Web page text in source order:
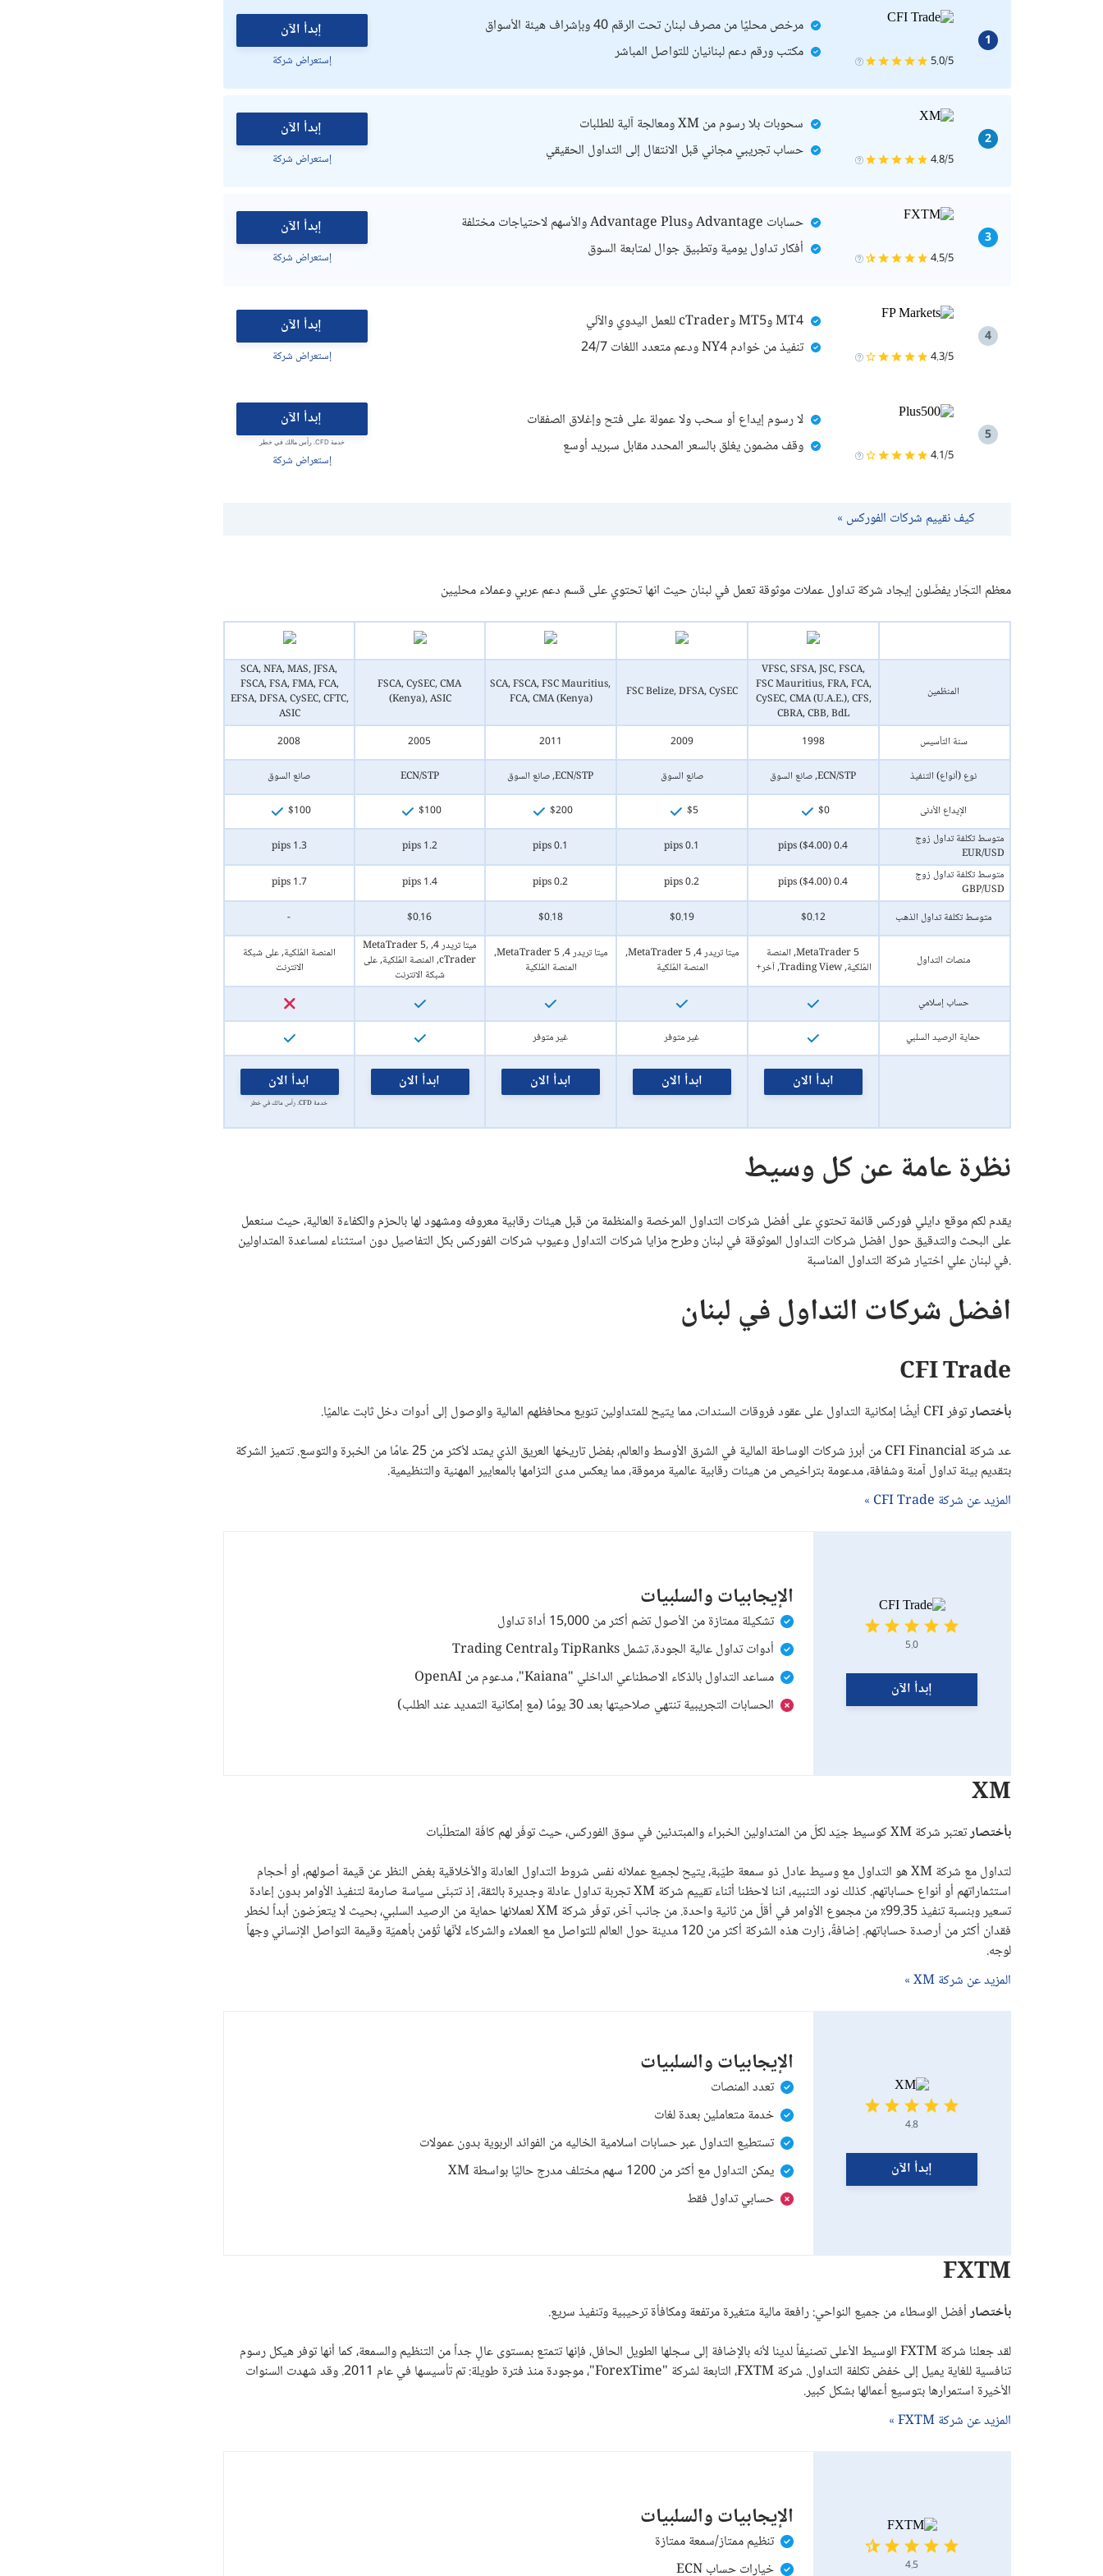
إبدأ الآن
إستعراض شركة
1
5.0/5
مرخص محليًا من مصرف لبنان تحت الرقم 40 وبإشراف هيئة الأسواق
مكتب ورقم دعم لبنانيان للتواصل المباشر
إبدأ الآن
إستعراض شركة
2
4.8/5
سحوبات بلا رسوم من XM ومعالجة آلية للطلبات
حساب تجريبي مجاني قبل الانتقال إلى التداول الحقيقي
إبدأ الآن
إستعراض شركة
3
4.5/5
حسابات Advantage وAdvantage Plus والأسهم لاحتياجات مختلفة
أفكار تداول يومية وتطبيق جوال لمتابعة السوق
إبدأ الآن
إستعراض شركة
4
4.3/5
MT4 وMT5 وcTrader للعمل اليدوي والآلي
تنفيذ من خوادم NY4 ودعم متعدد اللغات 24/7
إبدأ الآن
خدمة CFD. رأس مالك في خطر
إستعراض شركة
5
4.1/5
لا رسوم إيداع أو سحب ولا عمولة على فتح وإغلاق الصفقات
وقف مضمون يغلق بالسعر المحدد مقابل سبريد أوسع
كيف نقييم شركات الفوركس »
معظم التجّار يفضّلون إيجاد شركة تداول عملات موثوقة تعمل في لبنان حيث انها تحتوي على قسم دعم عربي وعملاء محليين
المنظمين
VFSC, SFSA, JSC, FSCA,
FSC Mauritius, FRA, FCA,
CySEC, CMA (U.A.E.), CFS,
CBRA, CBB, BdL
FSC Belize, DFSA, CySEC
SCA, FSCA, FSC Mauritius,
FCA, CMA (Kenya)
FSCA, CySEC, CMA
(Kenya), ASIC
SCA, NFA, MAS, JFSA,
FSCA, FSA, FMA, FCA,
EFSA, DFSA, CySEC, CFTC,
ASIC
سنة التأسيس
1998
2009
2011
2005
2008
نوع (أنواع) التنفيذ
ECN/STP, صانع السوق صانع السوق ECN/STP, صانع السوق ECN/STP
صانع السوق
الإيداع الأدنى
$0
$5
$200
$100
$100
متوسط تكلفة تداول زوج
EUR/USD
0.4 pips ($4.00)
0.1 pips
0.1 pips
1.2 pips
1.3 pips
متوسط تكلفة تداول زوج
GBP/USD
0.4 pips ($4.00)
0.2 pips
0.2 pips
1.4 pips
1.7 pips
متوسط تكلفة تداول الذهب $0.12
$0.19
$0.18
$0.16
-
منصات التداول
MetaTrader 5, المنصة
المٌلكية, Trading View, آخر+
ميتا تريدر 4, MetaTrader 5,
المنصة المٌلكية
ميتا تريدر 4, MetaTrader 5,
المنصة المٌلكية
ميتا تريدر 4, MetaTrader 5,
cTrader, المنصة المٌلكية, على
شبكة الانترنت
المنصة المٌلكية, على شبكة
الانترنت
حساب إسلامي
حماية الرصيد السلبي
غير متوفر غير متوفر
ابدأ الان ابدأ الان ابدأ الان ابدأ الان ابدأ الان
خدمة CFD. رأس مالك في خطر
نظرة عامة عن كل وسيط
يقدم لكم موقع دايلي فوركس قائمة تحتوي على أفضل شركات التداول المرخصة والمنظمة من قبل هيئات رقابية معروفه ومشهود لها بالحزم والكفاءة العالية، حيث سنعمل
على البحث والتدقيق حول افضل شركات التداول الموثوقة في لبنان وطرح مزايا شركات التداول وعيوب شركات الفوركس بكل التفاصيل دون استثناء لمساعدة المتداولين
في لبنان علي اختيار شركة التداول المناسبة.
افضل شركات التداول في لبنان
CFI Trade
بأختصارتوفر CFI أيضًا إمكانية التداول على عقود فروقات السندات، مما يتيح للمتداولين تنويع محافظهم المالية والوصول إلى أدوات دخل ثابت عالميًا.
عد شركة CFI Financial من أبرز شركات الوساطة المالية في الشرق الأوسط والعالم، بفضل تاريخها العريق الذي يمتد لأكثر من 25 عامًا من الخبرة والتوسع. تتميز الشركة
بتقديم بيئة تداول آمنة وشفافة، مدعومة بتراخيص من هيئات رقابية عالمية مرموقة، مما يعكس مدى التزامها بالمعايير المهنية والتنظيمية.
المزيد عن شركة CFI Trade »
5.0
إبدأ الآن
الإيجابيات والسلبيات
تشكيلة ممتازة من الأصول تضم أكثر من 15,000 أداة تداول
أدوات تداول عالية الجودة، تشمل TipRanks وTrading Central
مساعد التداول بالذكاء الاصطناعي الداخلي "Kaiana"، مدعوم من OpenAI
الحسابات التجريبية تنتهي صلاحيتها بعد 30 يومًا (مع إمكانية التمديد عند الطلب)
XM
بأختصارتعتبر شركة XM كوسيط جيّد لكلّ من المتداولين الخبراء والمبتدئين في سوق الفوركس، حيث توفّر لهم كافّة المتطلّبات
لتداول مع شركة XM هو التداول مع وسيط عادل ذو سمعة طيّبة، يتيح لجميع عملائه نفس شروط التداول العادلة والأخلاقية بغض النظر عن قيمة أصولهم، أو أحجام
استثماراتهم أو أنواع حساباتهم. كذلك نود التنبيه، اننا لاحظنا أثناء تقييم شركة XM تجربة تداول عادلة وجديرة بالثقة، إذ تتبنّى سياسة صارمة لتنفيذ الأوامر بدون إعادة
تسعير وبنسبة تنفيذ 99.35٪ من مجموع الأوامر في أقلّ من ثانية واحدة. من جانب آخر، توفّر شركة XM لعملائها حماية من الرصيد السلبي، بحيث لا يتعرّضون أبداً لخطر
فقدان أكثر من أرصدة حساباتهم. إضافةً، زارت هذه الشركة أكثر من 120 مدينة حول العالم للتواصل مع العملاء والشركاء لأنّها تُؤمن بأهميّة وقيمة التواصل الإنساني وجهاً
لوجه.
المزيد عن شركة XM »
4.8
إبدأ الآن
الإيجابيات والسلبيات
تعدد المنصات
خدمة متعاملين بعدة لغات
تستطيع التداول عبر حسابات اسلامية الخاليه من الفوائد الربوية بدون عمولات
يمكن التداول مع أكثر من 1200 سهم مختلف مدرج حاليًا بواسطة XM
حسابي تداول فقط
FXTM
بأختصارأفضل الوسطاء من جميع النواحي: رافعة مالية متغيرة مرتفعة ومكافأة ترحيبية وتنفيذ سريع.
لقد جعلنا شركة FXTM الوسيط الأعلى تصنيفاً لدينا لأنه بالإضافة إلى سجلها الطويل الحافل، فإنها تتمتع بمستوى عالٍ جداً من التنظيم والسمعة، كما أنها توفر هيكل رسوم
تنافسية للغاية يميل إلى خفض تكلفة التداول. شركة FXTM، التابعة لشركة "ForexTime"، موجودة منذ فترة طويلة: تم تأسيسها في عام 2011. وقد شهدت السنوات
الأخيرة استمرارها بتوسيع أعمالها بشكل كبير.
المزيد عن شركة FXTM »
4.5
الإيجابيات والسلبيات
تنظيم ممتاز/سمعة ممتازة
خيارات حساب ECN